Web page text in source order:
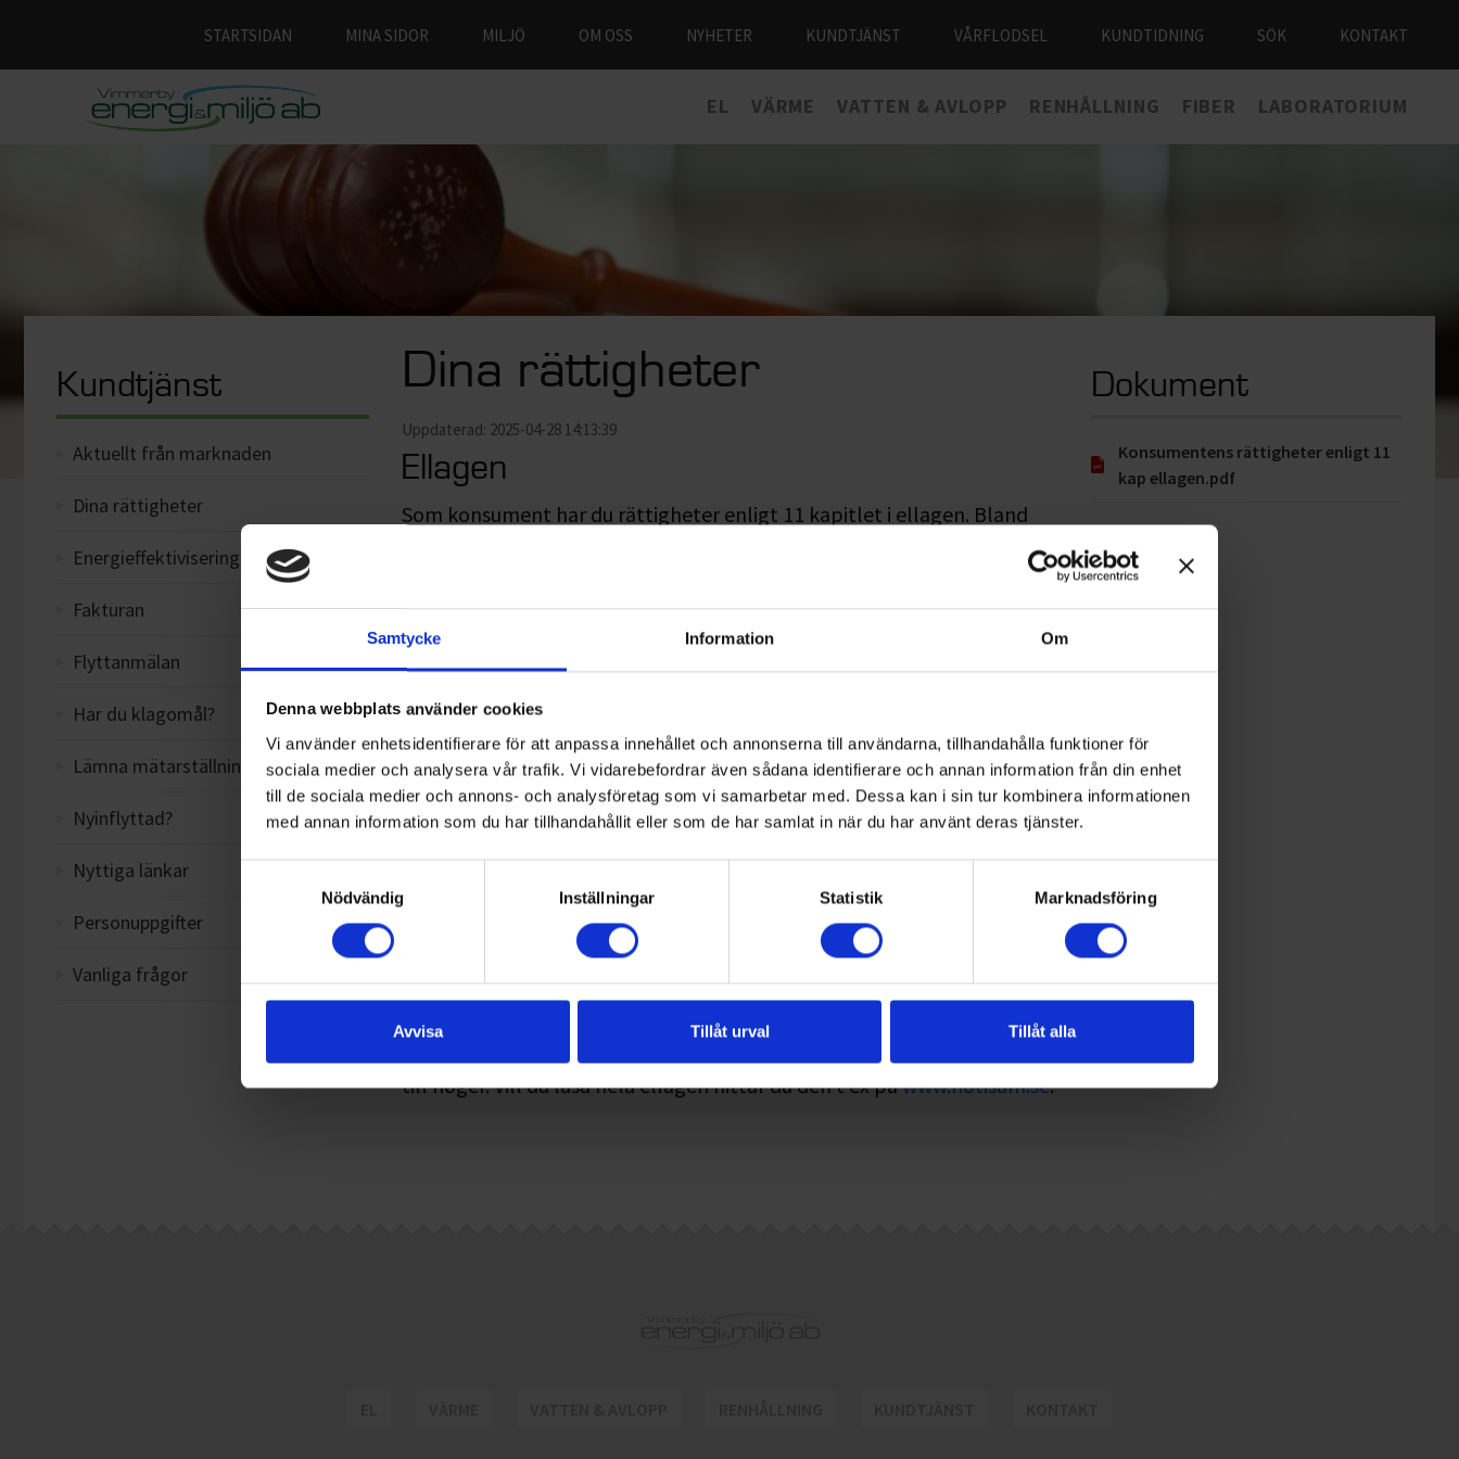
Samtycke Information Om
Denna webbplats använder cookies
Vi använder enhetsidentifierare för att anpassa innehållet och annonserna till användarna, tillhandahålla funktioner för
sociala medier och analysera vår trafik. Vi vidarebefordrar även sådana identifierare och annan information från din enhet
till de sociala medier och annons- och analysföretag som vi samarbetar med. Dessa kan i sin tur kombinera informationen
med annan information som du har tillhandahållit eller som de har samlat in när du har använt deras tjänster.
Nödvändig
Inställningar Statistik Marknadsföring
Avvisa Tillåt urval Tillåt alla
STARTSIDAN MINA SIDOR MILJÖ OM OSS NYHETER KUNDTJÄNST VÅRFLODSEL KUNDTIDNING SÖK KONTAKT
EL VÄRME VATTEN & AVLOPP RENHÅLLNING FIBER LABORATORIUM
Kundtjänst
Aktuellt från marknaden
Dina rättigheter
Energieffektivisering
Fakturan
Flyttanmälan
Har du klagomål?
Lämna mätarställning
Nyinflyttad?
Nyttiga länkar
Personuppgifter
Vanliga frågor
Dina rättigheter
Uppdaterad: 2025-04-28 14:13:39
Ellagen
Som konsument har du rättigheter enligt 11 kapitlet i ellagen. Bland
Avtalsvillkor i förhållande till ellagen
Avbrytande av elöverföring på grund av t ex utebliven betalning
Rätten till avbrottsersättning
Vad ett avtal med ett elhandelsföretag resp. elnätsföretag ska innehålla
Förutsättningarna vid olika betalningssätt
Villkors- och prisförändringar i avtal med ett elhandelsföretag
Information om rättigheter, klagomålshantering och vart man vänder sig
Byte av elhandelsföretag och slutfaktura
Mer information om vad ovanstående innebär hittar du i dokumentet
till höger. Vill du läsa hela ellagen hittar du den t ex påwww.notisum.se.
Dokument
Konsumentens rättigheter enligt 11
kap ellagen.pdf